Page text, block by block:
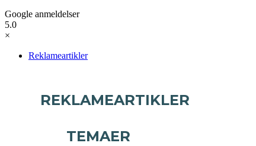
Google anmeldelser
5.0
×
Reklameartikler
REKLAMEARTIKLER
TEMAER